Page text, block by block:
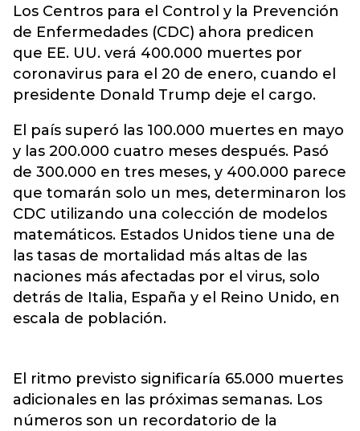
Los Centros para el Control y la Prevención
de Enfermedades (CDC) ahora predicen
que EE. UU. verá 400.000 muertes por
coronavirus para el 20 de enero, cuando el
presidente Donald Trump deje el cargo.
El país superó las 100.000 muertes en mayo
y las 200.000 cuatro meses después. Pasó
de 300.000 en tres meses, y 400.000 parece
que tomarán solo un mes, determinaron los
CDC utilizando una colección de modelos
matemáticos. Estados Unidos tiene una de
las tasas de mortalidad más altas de las
naciones más afectadas por el virus, solo
detrás de Italia, España y el Reino Unido, en
escala de población.
El ritmo previsto significaría 65.000 muertes
adicionales en las próximas semanas. Los
números son un recordatorio de la